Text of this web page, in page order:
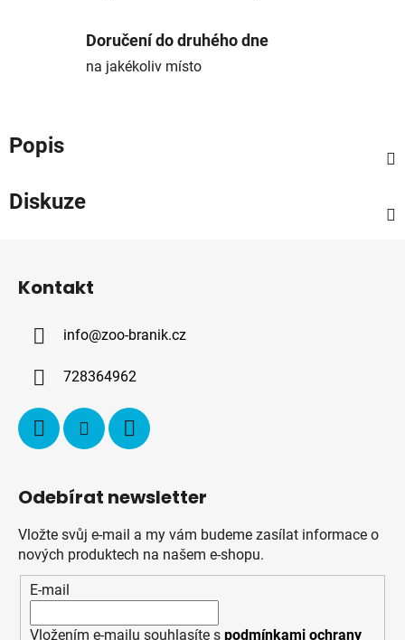
Doručení do druhého dne
na jakékoliv místo
Popis
Diskuze
Kontakt
info@zoo-branik.cz
728364962
Odebírat newsletter
Vložte svůj e-mail a my vám budeme zasílat informace o
nových produktech na našem e-shopu.
E-mail
Vložením e-mailu souhlasíte s podmínkami ochrany